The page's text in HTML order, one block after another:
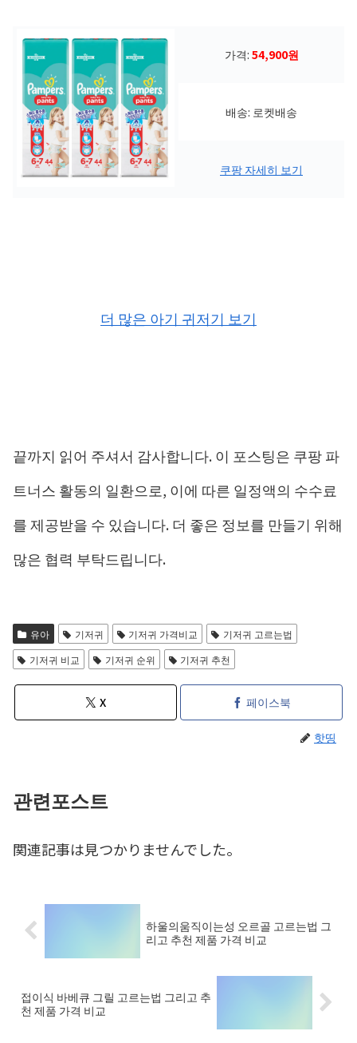
가격:54,900원
배송: 로켓배송
쿠팡 자세히 보기
더 많은 아기 귀저기 보기
끝까지 읽어 주셔서 감사합니다. 이 포스팅은 쿠팡 파
트너스 활동의 일환으로, 이에 따른 일정액의 수수료
를 제공받을 수 있습니다. 더 좋은 정보를 만들기 위해
많은 협력 부탁드립니다.
유아 기저귀 기저귀 가격비교
기저귀 고르는법
기저귀 비교
기저귀 순위 기저귀 추천
X 페이스북
핫띵
관련포스트
関連記事は見つかりませんでした。
하울의움직이는성 오르골 고르는법 그
리고 추천 제품 가격 비교
접이식 바베큐 그릴 고르는법 그리고 추
천 제품 가격 비교